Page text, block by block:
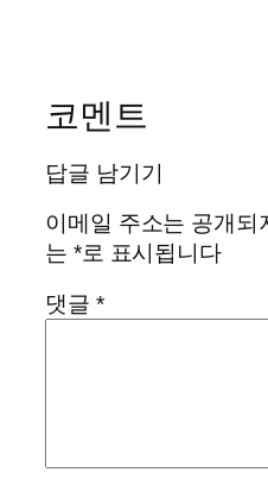
코멘트
답글 남기기
이메일 주소는 공개되
는 *로 표시됩니다
댓글 *